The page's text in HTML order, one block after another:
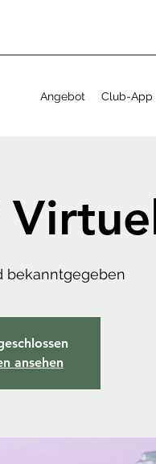
Angebot Club-App
bekanntgegeben
ansehen